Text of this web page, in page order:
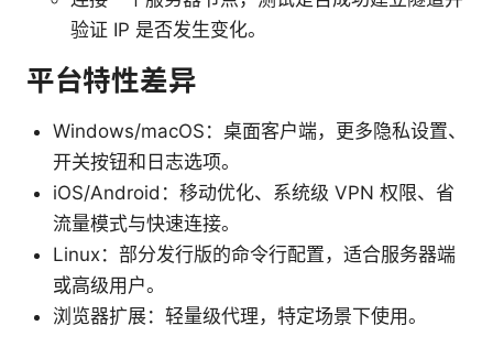
验证 IP 是否发生变化。
平台特性差异
Windows/macOS：桌面客户端，更多隐私设置、
开关按钮和日志选项。
iOS/Android：移动优化、系统级 VPN 权限、省
流量模式与快速连接。
Linux：部分发行版的命令行配置，适合服务器端
或高级用户。
浏览器扩展：轻量级代理，特定场景下使用。